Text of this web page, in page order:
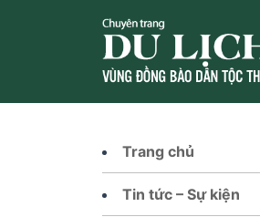
Trang chủ
Tin tức – Sự kiện